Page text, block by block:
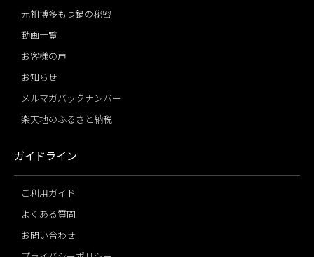
元祖博多もつ鍋の秘密
動画一覧
お客様の声
お知らせ
メルマガバックナンバー
楽天地のふるさと納税
ガイドライン
ご利用ガイド
よくある質問
お問い合わせ